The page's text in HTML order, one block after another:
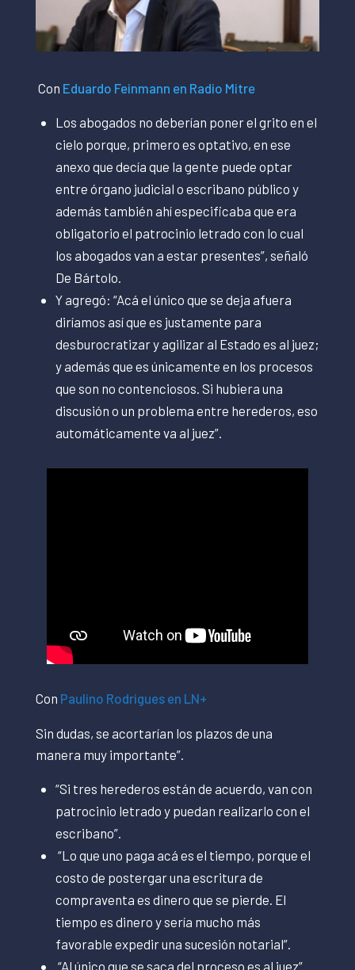
Con Eduardo Feinmann en Radio Mitre
Los abogados no deberían poner el grito en el
cielo porque, primero es optativo, en ese
anexo que decía que la gente puede optar
entre órgano judicial o escribano público y
además también ahí especificaba que era
obligatorio el patrocinio letrado con lo cual
los abogados van a estar presentes”, señaló
De Bártolo.
Y agregó: “Acá el único que se deja afuera
diríamos así que es justamente para
desburocratizar y agilizar al Estado es al juez;
y además que es únicamente en los procesos
que son no contenciosos. Si hubiera una
discusión o un problema entre herederos, eso
automáticamente va al juez”.
Con Paulino Rodrigues en LN+
Sin dudas, se acortarían los plazos de una
manera muy importante”.
“Si tres herederos están de acuerdo, van con
patrocinio letrado y puedan realizarlo con el
escribano”.
“Lo que uno paga acá es el tiempo, porque el
costo de postergar una escritura de
compraventa es dinero que se pierde. El
tiempo es dinero y sería mucho más
favorable expedir una sucesión notarial”.
“Al único que se saca del proceso es al juez”.